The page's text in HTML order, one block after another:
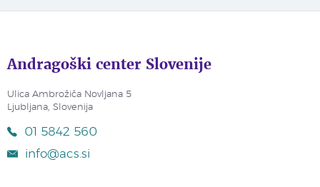
Andragoški center Slovenije
Ulica Ambrožiča Novljana 5
Ljubljana, Slovenija
01 5842 560
info@acs.si